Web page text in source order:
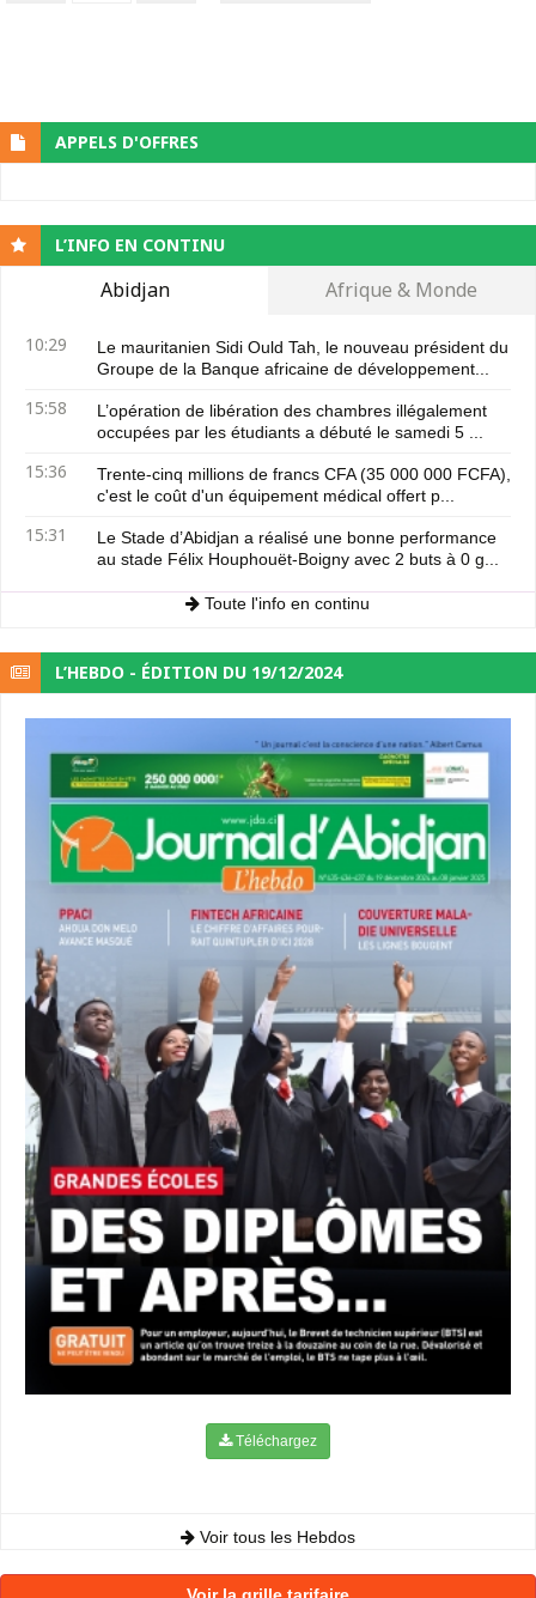
APPELS D'OFFRES
L’INFO EN CONTINU
Abidjan Afrique & Monde
10:29
Le mauritanien Sidi Ould Tah, le nouveau président du
Groupe de la Banque africaine de développement...
15:58
L’opération de libération des chambres illégalement
occupées par les étudiants a débuté le samedi 5 ...
15:36
Trente-cinq millions de francs CFA (35 000 000 FCFA),
c'est le coût d'un équipement médical offert p...
15:31
Le Stade d’Abidjan a réalisé une bonne performance
au stade Félix Houphouët-Boigny avec 2 buts à 0 g...
Toute l'info en continu
L’HEBDO - ÉDITION DU 19/12/2024
Téléchargez
Voir tous les Hebdos
Voir la grille tarifaire